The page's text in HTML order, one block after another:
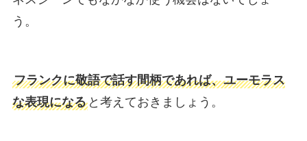
う。
フランクに敬語で話す間柄であれば、ユーモラス
な表現になると考えておきましょう。